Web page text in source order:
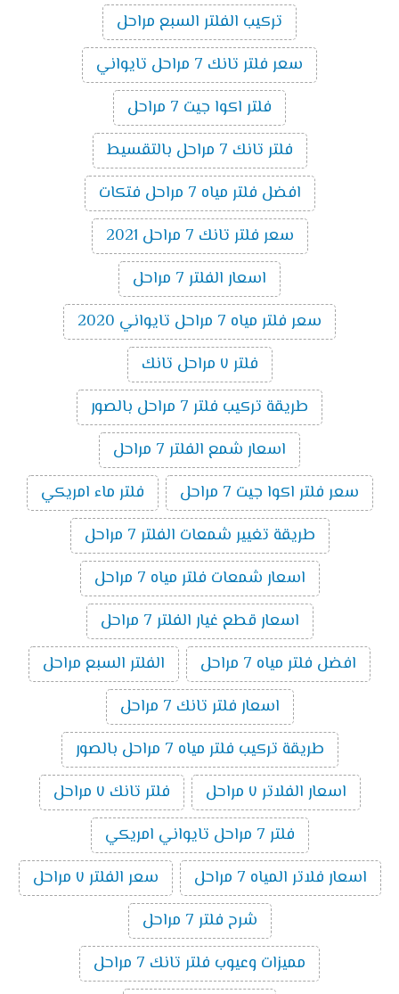
تركيب الفلتر السبع مراحل
سعر فلتر تانك 7 مراحل تايواني
فلتر اكوا جيت 7 مراحل
فلتر تانك 7 مراحل بالتقسيط
افضل فلتر مياه 7 مراحل فتكات
سعر فلتر تانك 7 مراحل 2021
اسعار الفلتر 7 مراحل
سعر فلتر مياه 7 مراحل تايواني 2020
فلتر ٧ مراحل تانك
طريقة تركيب فلتر 7 مراحل بالصور
اسعار شمع الفلتر 7 مراحل
سعر فلتر اكوا جيت 7 مراحل
فلتر ماء امريكي
طريقة تغيير شمعات الفلتر 7 مراحل
اسعار شمعات فلتر مياه 7 مراحل
اسعار قطع غيار الفلتر 7 مراحل
افضل فلتر مياه 7 مراحل
الفلتر السبع مراحل
اسعار فلتر تانك 7 مراحل
طريقة تركيب فلتر مياه 7 مراحل بالصور
اسعار الفلاتر ٧ مراحل
فلتر تانك ٧ مراحل
فلتر 7 مراحل تايواني امريكي
اسعار فلاتر المياه 7 مراحل
سعر الفلتر ٧ مراحل
شرح فلتر 7 مراحل
مميزات وعيوب فلتر تانك 7 مراحل